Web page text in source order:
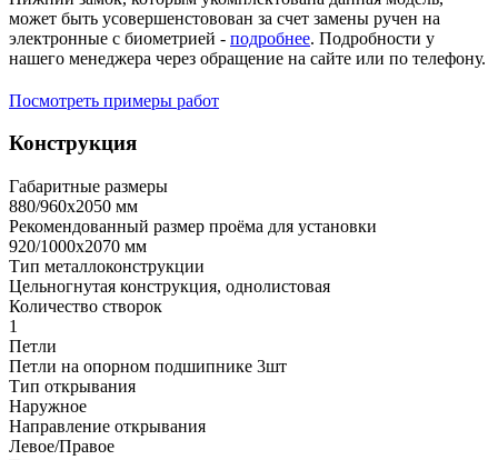
может быть усовершенстовован за счет замены ручен на
электронные с биометрией - подробнее. Подробности у
нашего менеджера через обращение на сайте или по телефону.
Посмотреть примеры работ
Конструкция
Габаритные размеры
880/960х2050 мм
Рекомендованный размер проёма для установки
920/1000х2070 мм
Тип металлоконструкции
Цельногнутая конструкция, однолистовая
Количество створок
1
Петли
Петли на опорном подшипнике 3шт
Тип открывания
Наружное
Направление открывания
Левое/Правое